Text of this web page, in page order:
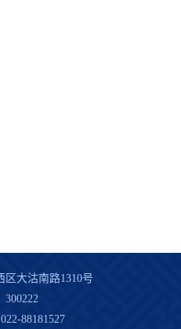
区大沽南路1310号
300222
88181527